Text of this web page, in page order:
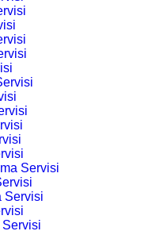
Servisi
Servisi